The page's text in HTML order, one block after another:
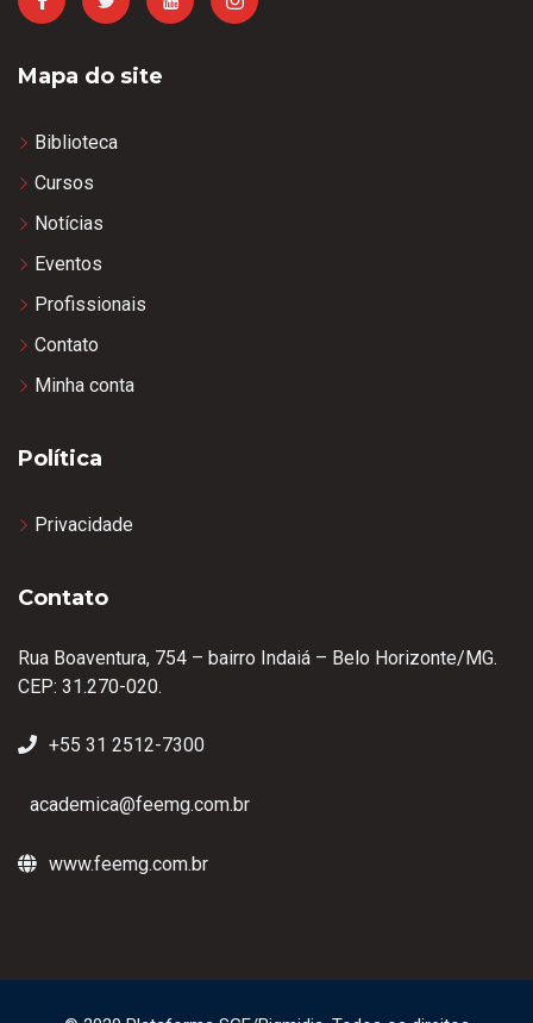
Mapa do site
Biblioteca
Cursos
Notícias
Eventos
Profissionais
Contato
Minha conta
Política
Privacidade
Contato
Rua Boaventura, 754 – bairro Indaiá – Belo Horizonte/MG.
CEP: 31.270-020.
+55 31 2512-7300
academica@feemg.com.br
www.feemg.com.br